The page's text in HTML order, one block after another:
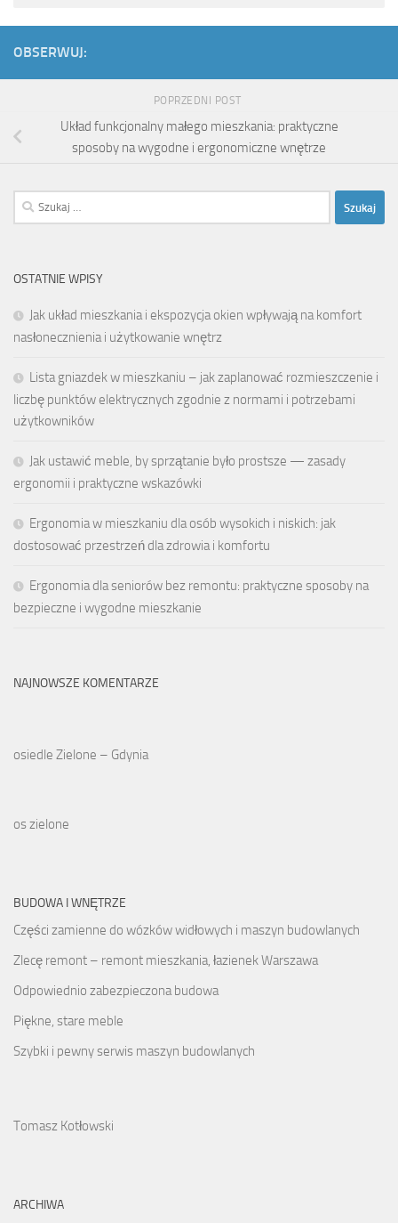
OBSERWUJ:
POPRZEDNI POST
Układ funkcjonalny małego mieszkania: praktyczne
sposoby na wygodne i ergonomiczne wnętrze
Szukaj:
OSTATNIE WPISY
Jak układ mieszkania i ekspozycja okien wpływają na komfort
nasłonecznienia i użytkowanie wnętrz
Lista gniazdek w mieszkaniu – jak zaplanować rozmieszczenie i
liczbę punktów elektrycznych zgodnie z normami i potrzebami
użytkowników
Jak ustawić meble, by sprzątanie było prostsze — zasady
ergonomii i praktyczne wskazówki
Ergonomia w mieszkaniu dla osób wysokich i niskich: jak
dostosować przestrzeń dla zdrowia i komfortu
Ergonomia dla seniorów bez remontu: praktyczne sposoby na
bezpieczne i wygodne mieszkanie
NAJNOWSZE KOMENTARZE
osiedle Zielone – Gdynia
os zielone
BUDOWA I WNĘTRZE
Części zamienne do wózków widłowych i maszyn budowlanych
Zlecę remont – remont mieszkania, łazienek Warszawa
Odpowiednio zabezpieczona budowa
Piękne, stare meble
Szybki i pewny serwis maszyn budowlanych
Tomasz Kotłowski
ARCHIWA